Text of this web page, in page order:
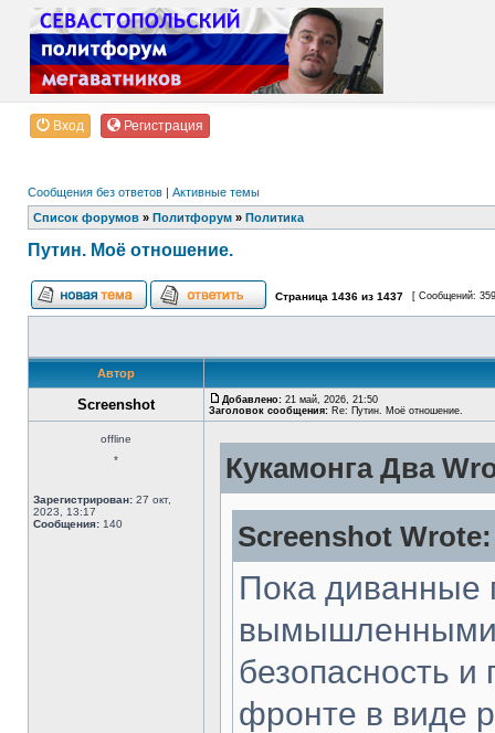
Вход Регистрация
Сообщения без ответов | Активные темы
Список форумов » Политфорум » Политика
Путин. Моё отношение.
Страница 1436 из 1437 [ Сообщений:
Автор
Screenshot Добавлено: 21 май, 2026, 21:50
Заголовок сообщения: Re: Путин. Моё отношение.
offline
*
Зарегистрирован: 27 окт,
2023, 13:17
Сообщения: 140
Кукамонга Два
Screenshot Wrote:
Пока диванные
вымышленными
безопасность и
фронте в виде